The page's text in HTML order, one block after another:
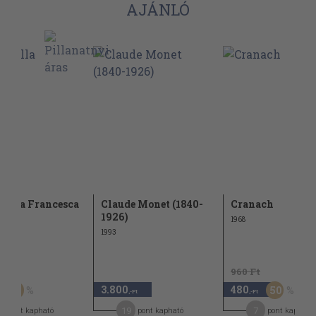
AJÁNLÓ
Francesca
pont kapható
Claude Monet (1840-
1926)
1993
3.800 ,-Ft
pont kapható
Cranach
1968
960 Ft
480 ,-Ft 50
pont kapható